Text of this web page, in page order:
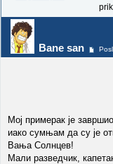
Bane san
Мој примерак је
иако сумњам да су је
Вања Солнцев!
Мали разведчик,